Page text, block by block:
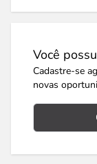
Você
Cadastre-se
novas